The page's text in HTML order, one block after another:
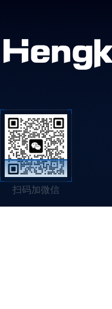
扫码加微信